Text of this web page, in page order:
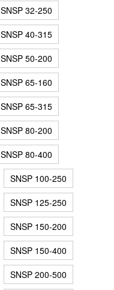
SNSP 32-250
SNSP 40-315
SNSP 50-200
SNSP 65-160
SNSP 65-315
SNSP 80-200
SNSP 80-400
SNSP 100-250
SNSP 125-250
SNSP 150-200
SNSP 150-400
SNSP 200-500